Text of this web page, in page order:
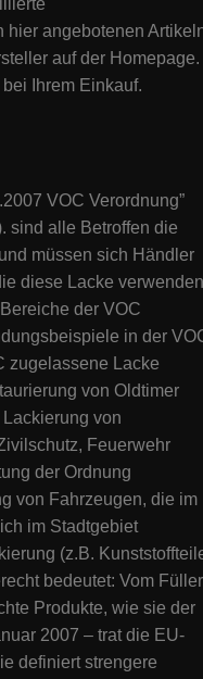
hier angebotenen
auf der Homepage.
Ihrem Einkauf.
VOC Verordnung”
sind alle Betroffen die
müssen sich Händler
diese Lacke
der VOC
in der
zugelassene Lacke
von Oldtimer
von
Feuerwehr
der Ordnung
von Fahrzeugen, die im
im Stadtgebiet
(z.B.
bedeutet: Vom Füller
Produkte, wie sie der
2007 – trat die EU-
definiert strengere